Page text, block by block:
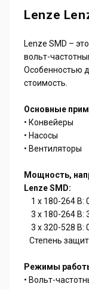
Lenze
Lenze SMD –
вольт-
Особенностью
стоимость.
Основные
• Конвейеры
• Насосы
• Вентиляторы
Мощность,
Lenze SMD:
1 х 180-264 В:
3 х 180-264 В:
3 х 320-528 В:
Степень
Режимы
• Вольт-